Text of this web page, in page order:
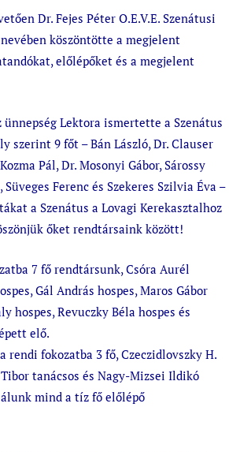
Dr. Fejes Péter O.E.V.E. Szenátusi
köszöntötte a megjelent
előlépőket és a megjelent
ünnepség Lektora ismertette a Szenátus
szerint 9 főt – Bán László, Dr. Clauser
Pál, Dr. Mosonyi Gábor, Sárossy
Süveges Ferenc és Szekeres Szilvia Éva –
a Szenátus a Lovagi Kerekasztalhoz
őket rendtársaink között!
7 fő rendtársunk, Csóra Aurél
Gál András hospes, Maros Gábor
hospes, Revuczky Béla hospes és
elő.
rendi fokozatba 3 fő, Czeczidlovszky H.
tanácsos és Nagy-Mizsei Ildikó
mind a tíz fő előlépő